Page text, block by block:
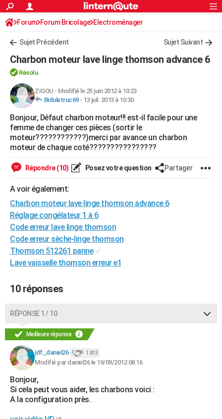
ACTUALITÉS
Politique
Société
Faits Divers
Education
Monde
Villes
+
Programme TV
TNTStreaming
Cinéma
Sorties cinéma
Musique
+FINANCE
Retraite
Impôts
Epargne
Immobilier
Risques naturels par ville
Banque
Assurance
Crédit
AUTO
Essais
Réserver un essai
Citadines
Berlines
SUV
Forum auto
Mobiles
Meilleur smartphone
Internet
Ordinateurs
Jeux vidéo
Guide high-tech
+BRICOLAGE
Forum
Aménagement intérieur
Extérieur
Cuisine
Salle de bains
Jardinage
Rangement
Guides de France
Escapades
Patrimoine
Expositions
Musées
Week-end nature
LIFESTYLE
Art de vivre
Bien-être
Loisirs
Mode
Modes de vie
SANTE
Alimentation
Guide de la santé
Maladies
Médicaments
Sommeil
VOYAGE
Destinations
City break
Voyage nature
Voyage de noces
Forum
Climat
+PHOTO
GUIDES D'ACHAT
CARTE DE VOEUX
Carte de Noël
Carte Bonne année
Carte Saint-Valentin
Carte Pâques
Carte d'anniversaire
DICTIONNAIRE
Dictionnaire
Biographies
Citations
Expressions
Proverbes
PROGRAMME TV
COPAINS D'AVANT
S'inscrire
Se connecter
Lycées
Collèges
Primaires
Universités
Entreprises
Service militaire
Avis de recherche
FORUM
S'inscrire
Connexion
Forum Forum Bricolage Electroménager
Sujet Précédent Sujet Suivant
Charbon moteur lave linge thomson advance 6
Résolu
ZIGOU - Modifié le 25 juin 2012 à 10:23
Biduletruc69- 13 juil. 2013 à 10:30
Bonjour, Défaut charbon moteur!!! est-il facile pour une
femme de changer ces pièces (sortir le
moteur????????????)merci par avance un charbon
moteur de chaque coté????????????????
Répondre (10) Posez votre question Partager
A voir également:
Charbon moteur lave linge thomson advance 6
Réglage congélateur 1 à 6
Code erreur lave linge thomson
Code erreur sèche-linge thomson
Thomson 512261 panne ✓
Lave vaisselle thomson erreur e1
10 réponses
RÉPONSE 1 / 10
Meilleure réponse
jdf_daniel26 1 813
Modifié par daniel26 le 19/09/2012 08:16
Bonjour,
Si cela peut vous aider, les charbons voici :
A la configuration près.